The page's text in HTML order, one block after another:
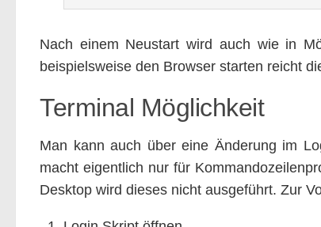
Nach einem Neustart wird auch wie in
beispielsweise den Browser starten reicht
Terminal Möglichkeit
Man kann auch über eine Änderung im
macht eigentlich nur für
Desktop wird dieses nicht ausgeführt. Zur